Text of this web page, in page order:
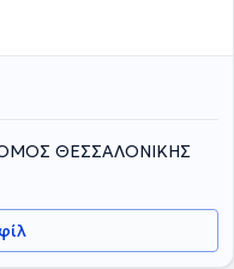
ΘΕΣΣΑΛΟΝΙΚΗΣ